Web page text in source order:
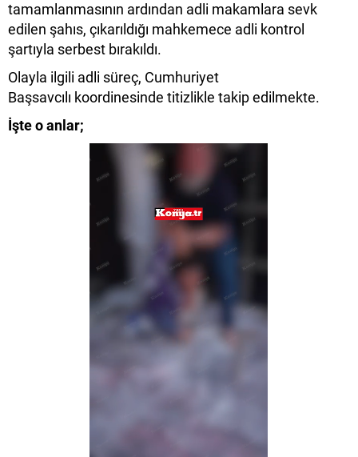
tamamlanmasının ardından adli makamlara sevk
edilen şahıs, çıkarıldığı mahkemece adli kontrol
şartıyla serbest bırakıldı.
Olayla ilgili adli süreç, Cumhuriyet
Başsavcılı koordinesinde titizlikle takip edilmekte.
İşte o anlar;